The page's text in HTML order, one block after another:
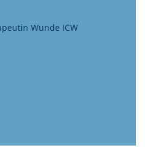
Wunde ICW